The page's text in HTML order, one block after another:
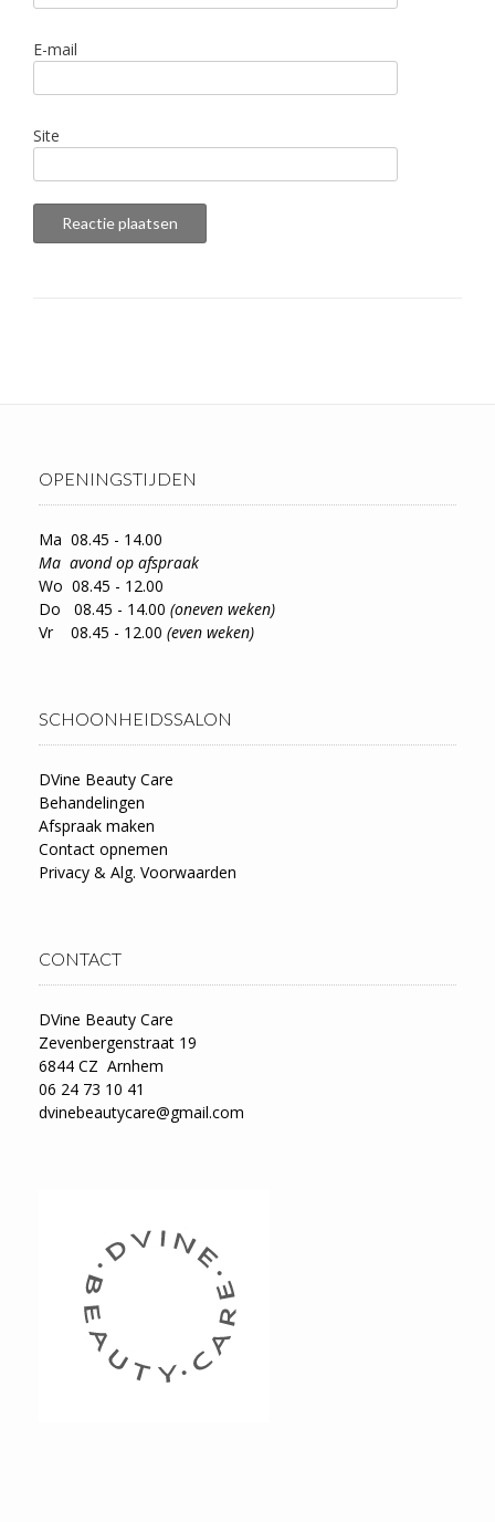
E-mail
Site
OPENINGSTIJDEN
Ma 08.45 - 14.00
Ma avond op afspraak
Wo 08.45 - 12.00
Do 08.45 - 14.00 (oneven weken)
Vr 08.45 - 12.00 (even weken)
SCHOONHEIDSSALON
DVine Beauty Care
Behandelingen
Afspraak maken
Contact opnemen
Privacy & Alg. Voorwaarden
CONTACT
DVine Beauty Care
Zevenbergenstraat 19
6844 CZ Arnhem
06 24 73 10 41
dvinebeautycare@gmail.com